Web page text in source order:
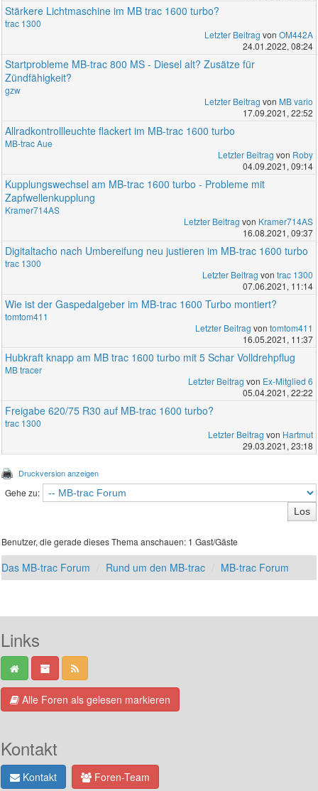
Stärkere Lichtmaschine im MB trac 1600 turbo?
trac 1300
Letzter Beitrag von OM442A
24.01.2022, 08:24
Startprobleme MB-trac 800 MS - Diesel alt? Zusätze für
Zündfähigkeit?
gzw
Letzter Beitrag von MB vario
17.09.2021, 22:52
Allradkontrollleuchte flackert im MB-trac 1600 turbo
MB-trac Aue
Letzter Beitrag von Roby
04.09.2021, 09:14
Kupplungswechsel am MB-trac 1600 turbo - Probleme mit
Zapfwellenkupplung
Kramer714AS
Letzter Beitrag von Kramer714AS
16.08.2021, 09:37
Digitaltacho nach Umbereifung neu justieren im MB-trac 1600 turbo
trac 1300
Letzter Beitrag von trac 1300
07.06.2021, 11:14
Wie ist der Gaspedalgeber im MB-trac 1600 Turbo montiert?
tomtom411
Letzter Beitrag von tomtom411
16.05.2021, 11:37
Hubkraft knapp am MB trac 1600 turbo mit 5 Schar Volldrehpflug
MB tracer
Letzter Beitrag von Ex-Mitglied 6
05.04.2021, 22:22
Freigabe 620/75 R30 auf MB-trac 1600 turbo?
trac 1300
Letzter Beitrag von Hartmut
29.03.2021, 23:18
Druckversion anzeigen
Gehe zu:
Benutzer, die gerade dieses Thema anschauen: 1 Gast/Gäste
Das MB-trac Forum Rund um den MB-trac MB-trac Forum
Links
Alle Foren als gelesen markieren
Kontakt
Kontakt Foren-Team